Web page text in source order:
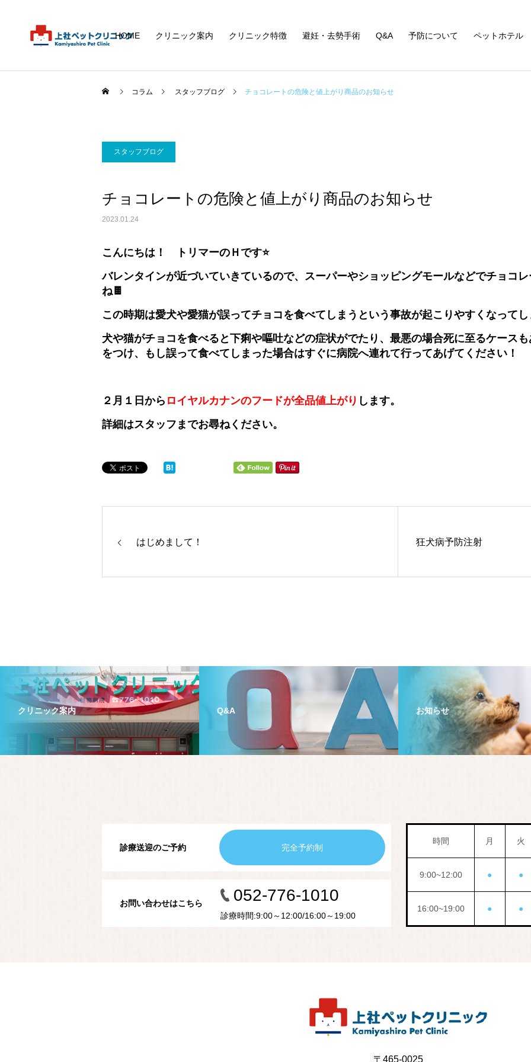
HOME クリニック案内 クリニック特徴 避妊・去勢手術 Q&A 予防について ペットホテル
コラム スタッフブログ チョコレートの危険と値上がり商品のお知らせ
スタッフブログ
チョコレートの危険と値上がり商品のお知らせ
2023.01.24
こんにちは！ トリマーのＨです⭐
バレンタインが近づいていきているので、スーパーやショッピングモールなどでチョコ
ね🍫
この時期は愛犬や愛猫が誤ってチョコを食べてしまうという事故が起こりやすくなって
犬や猫がチョコを食べると下痢や嘔吐などの症状がでたり、最悪の場合死に至るケース
をつけ、もし誤って食べてしまった場合はすぐに病院へ連れて行ってあげてください！
２月１日から ロイヤルカナンのフードが全品値上がり します。
詳細はスタッフまでお尋ねください。
はじめまして！ 狂犬病予防注射
クリニック案内 Q&A お知らせ
診療送迎のご予約 完全予約制
お問い合わせはこちら 052-776-1010
診療時間:9:00～12:00/16:00～19:00
時間 月 火
9:00~12:00 ● ●
16:00~19:00 ● ●
〒465-0025